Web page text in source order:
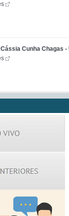
Cunha Chagas -